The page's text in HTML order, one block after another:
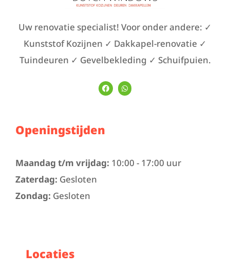
Uw renovatie specialist! Voor onder andere: ✓
Kunststof Kozijnen ✓ Dakkapel-renovatie ✓
Tuindeuren ✓ Gevelbekleding ✓ Schuifpuien.
Openingstijden
Maandag t/m vrijdag: 10:00 - 17:00 uur
Zaterdag: Gesloten
Zondag: Gesloten
Locaties